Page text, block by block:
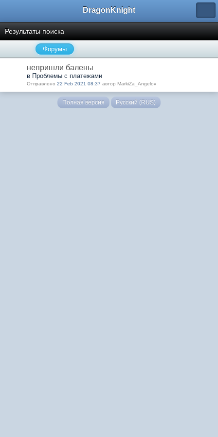
DragonKnight
Результаты поиска
Форумы
непришли балены
в Проблемы с платежами
Отправлено 22 Feb 2021 08:37 автор MarkiZa_Angelov
Полная версия Русский (RUS)